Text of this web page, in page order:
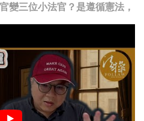
變三位小法官？是遵循憲法，